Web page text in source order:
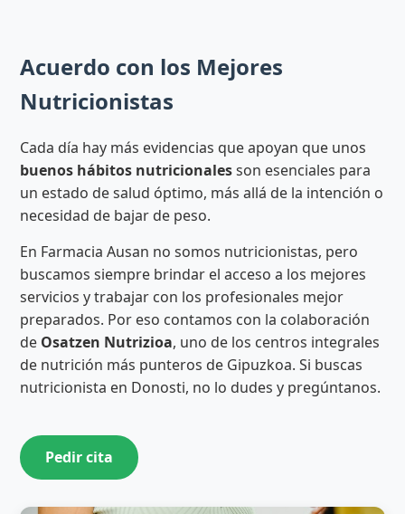
Acuerdo con los Mejores
Nutricionistas
Cada día hay más evidencias que apoyan que unos
buenos hábitos nutricionalesson esenciales para
un estado de salud óptimo, más allá de la intención o
necesidad de bajar de peso.
En Farmacia Ausan no somos nutricionistas, pero
buscamos siempre brindar el acceso a los mejores
servicios y trabajar con los profesionales mejor
preparados. Por eso contamos con la colaboración
de Osatzen Nutrizioa, uno de los centros integrales
de nutrición más punteros de Gipuzkoa. Si buscas
nutricionista en Donosti, no lo dudes y pregúntanos.
Pedir cita